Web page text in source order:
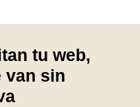
tu web,
van sin